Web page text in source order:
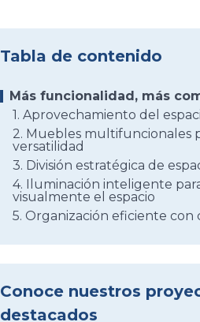
Tabla de contenido
Más funcionalidad, más
1. Aprovechamiento del
2. Muebles multifuncionales
versatilidad
3. División estratégica de
4. Iluminación inteligente
visualmente el espacio
5. Organización eficiente con
Conoce nuestros
destacados